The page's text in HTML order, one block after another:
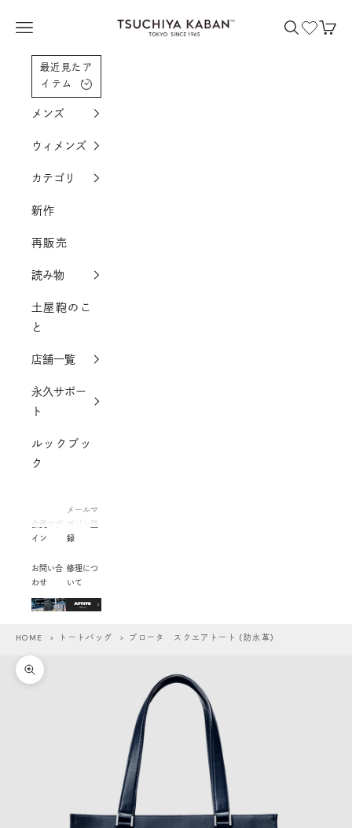
土屋鞄製造所
メニューを開く 検索を開く
カー
最近見たア
イテム
メンズ
ウィメンズ
カテゴリ
新作
再販売
読み物
土屋鞄のこ
と
店舗一覧
永久サポー
ト
ルックブッ
ク
会員ログ
イン
メールマ
ガジン登
録
お問い合
わせ
修理につ
いて
HOME > トートバッグ > プロータ スクエアトート (防水革)
ズームイン